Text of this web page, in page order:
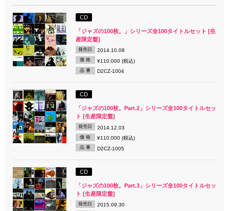
CD
「ジャズの100枚。」シリーズ全100タイトルセット [生
産限定盤]
発売日 2014.10.08
価 格 ¥110,000 (税込)
品 番 D2CZ-1004
CD
「ジャズの100枚。Part.2」シリーズ全100タイトルセッ
ト [生産限定盤]
発売日 2014.12.03
価 格 ¥110,000 (税込)
品 番 D2CZ-1005
CD
「ジャズの100枚。Part.3」シリーズ全100タイトルセッ
ト [生産限定盤]
発売日 2015.09.30